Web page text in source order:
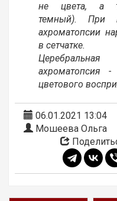
не цвета, а
темный). При
ахроматопсии
в сетчатке.
ахроматопсия -
цветового
06.01.2021 13:04
Мошеева Ольга